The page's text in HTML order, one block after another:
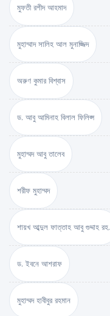
মুফতী রশীদ আহমাদ
মুহাম্মাদ সালিহ আল মুনাজ্জিদ
অরুণ কুমার বিশ্বাস
ড. আবু আমিনাহ বিলাল ফিলিপ্স
মুহাম্মদ আবু তালেব
শরীফ মুহাম্মদ
শায়খ আব্দুল ফাত্তাহ আবু গুদ্দাহ রহ.
ড. ইবনে আশরাফ
মুহাম্মদ হাবীবুর রহমান